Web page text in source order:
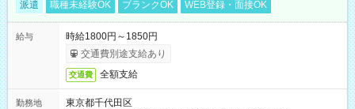
派遣 職種未経験OK ブランクOK WEB登録・面接OK
給与
時給1800円～1850円
交通費別途支給あり
交通費 全額支給
勤務地
東京都千代田区